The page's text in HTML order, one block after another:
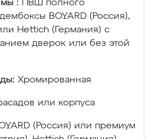
:
ПВШ полного
BOYARD (Россия),
Hettich (Германия) с
дверок или без этой
Хромированная
или корпуса
(Россия) или премиум